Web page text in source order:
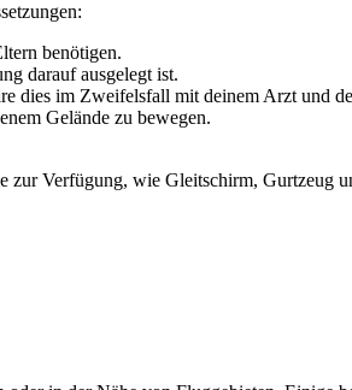
benötigen.
darauf ausgelegt ist.
dies im Zweifelsfall mit deinem Arzt und
Gelände zu bewegen.
zur Verfügung, wie Gleitschirm, Gurtzeug